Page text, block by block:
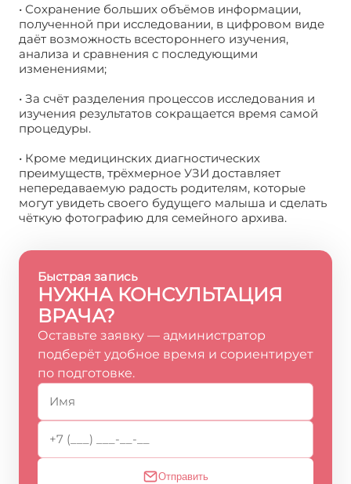
• Сохранение больших объёмов информации,
полученной при исследовании, в цифровом виде
даёт возможность всестороннего изучения,
анализа и сравнения с последующими
изменениями;
• За счёт разделения процессов исследования и
изучения результатов сокращается время самой
процедуры.
• Кроме медицинских диагностических
преимуществ, трёхмерное УЗИ доставляет
непередаваемую радость родителям, которые
могут увидеть своего будущего малыша и сделать
чёткую фотографию для семейного архива.
Быстрая запись
НУЖНА КОНСУЛЬТАЦИЯ
ВРАЧА?
Оставьте заявку — администратор
подберёт удобное время и сориентирует
по подготовке.
Отправить